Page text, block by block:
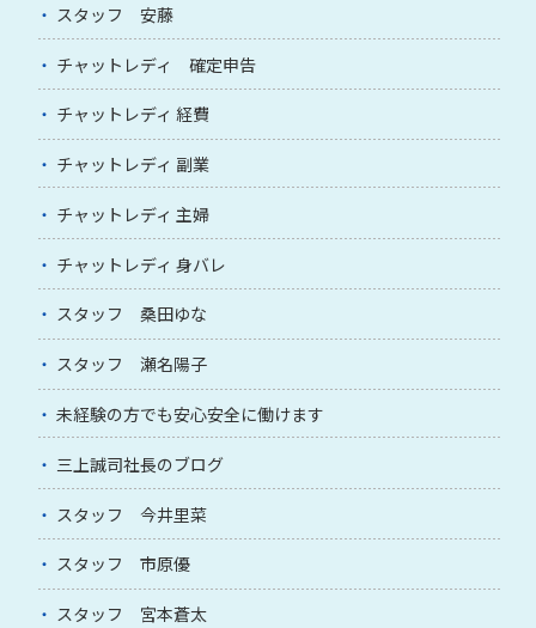
スタッフ 安藤
チャットレディ 確定申告
チャットレディ 経費
チャットレディ 副業
チャットレディ 主婦
チャットレディ 身バレ
スタッフ 桑田ゆな
スタッフ 瀬名陽子
未経験の方でも安心安全に働けます
三上誠司社長のブログ
スタッフ 今井里菜
スタッフ 市原優
スタッフ 宮本蒼太